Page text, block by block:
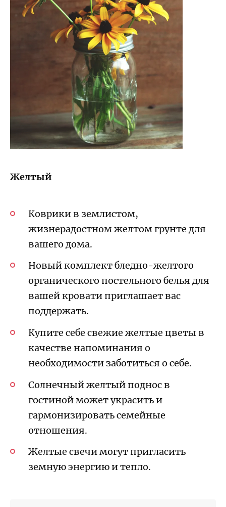
Желтый
Коврики в землистом,
жизнерадостном желтом грунте для
вашего дома.
Новый комплект бледно-желтого
органического постельного белья для
вашей кровати приглашает вас
поддержать.
Купите себе свежие желтые цветы в
качестве напоминания о
необходимости заботиться о себе.
Солнечный желтый поднос в
гостиной может украсить и
гармонизировать семейные
отношения.
Желтые свечи могут пригласить
земную энергию и тепло.